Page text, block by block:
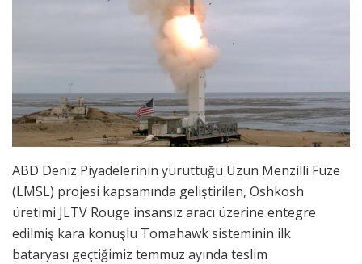
ABD Deniz Piyadelerinin yürüttüğü Uzun Menzilli Füze
(LMSL) projesi kapsamında geliştirilen, Oshkosh
üretimi JLTV Rouge insansız aracı üzerine entegre
edilmiş kara konuşlu Tomahawk sisteminin ilk
bataryası geçtiğimiz temmuz ayında teslim